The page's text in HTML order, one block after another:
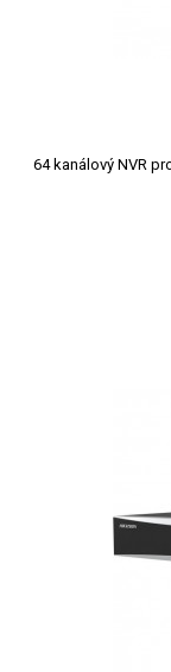
64 kanálový NVR